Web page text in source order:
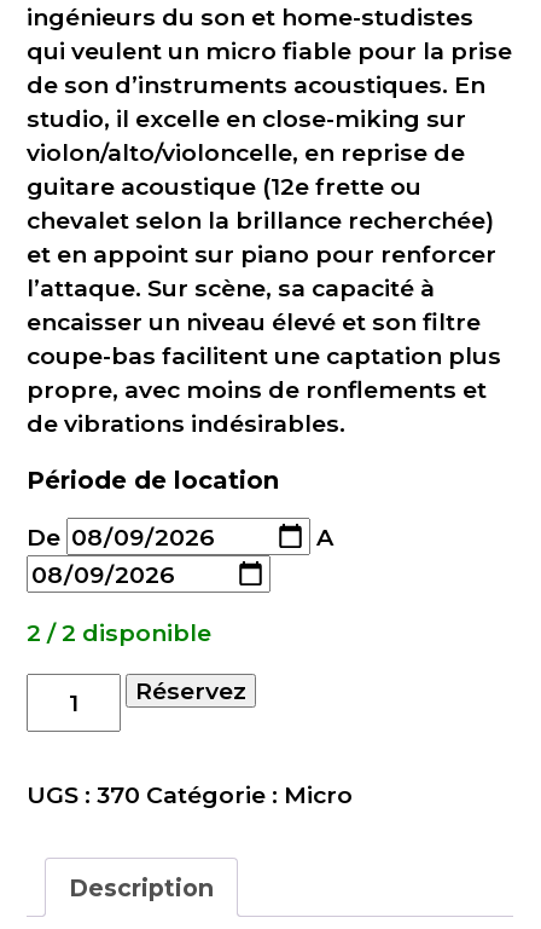
ingénieurs du son et home-studistes
qui veulent un micro fiable pour la prise
de son d’instruments acoustiques. En
studio, il excelle en close-miking sur
violon/alto/violoncelle, en reprise de
guitare acoustique (12e frette ou
chevalet selon la brillance recherchée)
et en appoint sur piano pour renforcer
l’attaque. Sur scène, sa capacité à
encaisser un niveau élevé et son filtre
coupe-bas facilitent une captation plus
propre, avec moins de ronflements et
de vibrations indésirables.
Période de location
De
A
2 / 2 disponible
quantité
technica
Réservez
UGS :370 Catégorie : Micro
Description